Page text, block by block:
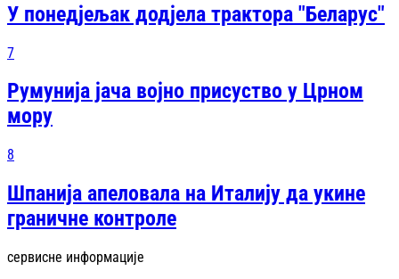
У понедјељак додјела трактора "Беларус"
7
Румунија јача војно присуство у Црном
мору
8
Шпанија апеловала на Италију да укине
граничне контроле
сервисне информације